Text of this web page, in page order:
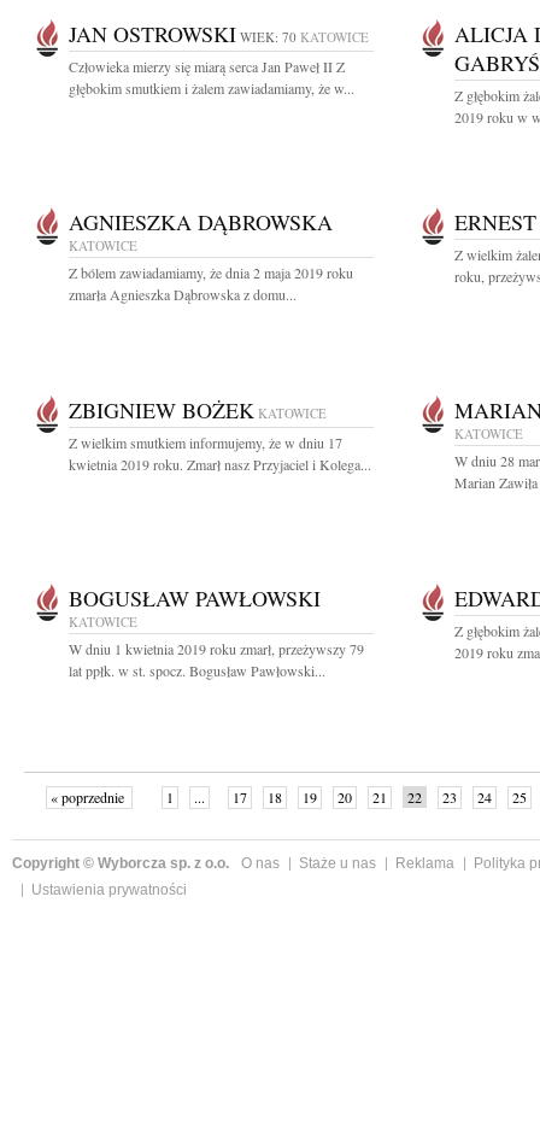
JAN OSTROWSKI WIEK: 70 KATOWICE
Człowieka mierzy się miarą serca Jan Paweł II Z
głębokim smutkiem i żalem zawiadamiamy, że w...
ALICJA
GABRYŚ
Z głębokim
2019 roku w
AGNIESZKA DĄBROWSKA
KATOWICE
Z bólem zawiadamiamy, że dnia 2 maja 2019 roku
zmarła Agnieszka Dąbrowska z domu...
Z wielkim
roku,
ZBIGNIEW BOŻEK KATOWICE
Z wielkim smutkiem informujemy, że w dniu 17
kwietnia 2019 roku. Zmarł nasz Przyjaciel i Kolega...
KATOWICE
W dniu 28
Marian
BOGUSŁAW PAWŁOWSKI
KATOWICE
W dniu 1 kwietnia 2019 roku zmarł, przeżywszy 79
lat ppłk. w st. spocz. Bogusław Pawłowski...
Z głębokim
2019 roku
« poprzednie 1 ... 17 18 19 20 21 22 23 24
25
Copyright © Wyborcza sp. z o.o. O nas Staże u nas Reklama
Polityka
Ustawienia prywatności